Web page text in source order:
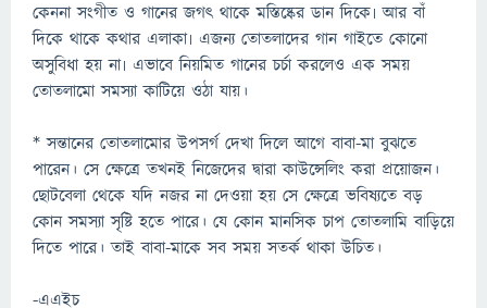
কেননা সংগীত ও গানের জগৎ থাকে মস্তিষ্কের ডান দিকে৷ আর বাঁ
দিকে থাকে কথার এলাকা৷ এজন্য তোতলাদের গান গাইতে কোনো
অসুবিধা হয় না৷ এভাবে নিয়মিত গানের চর্চা করলেও এক সময়
তোতলামো সমস্যা কাটিয়ে ওঠা যায়।
* সন্তানের তোতলামোর উপসর্গ দেখা দিলে আগে বাবা-মা বুঝতে
পারেন। সে ক্ষেত্রে তখনই নিজেদের দ্বারা কাউন্সেলিং করা প্রয়োজন।
ছোটবেলা থেকে যদি নজর না দেওয়া হয় সে ক্ষেত্রে ভবিষ্যতে বড়
কোন সমস্যা সৃষ্টি হতে পারে। যে কোন মানসিক চাপ তোতলামি বাড়িয়ে
দিতে পারে। তাই বাবা-মাকে সব সময় সতর্ক থাকা উচিত।
-এএইচ